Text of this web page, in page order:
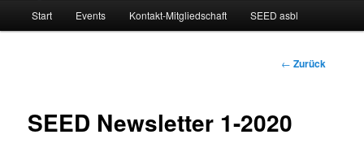
Start Events Kontakt-Mitgliedschaft SEED asbl
Beitrags-
← Zurück
SEED Newsletter 1-2020